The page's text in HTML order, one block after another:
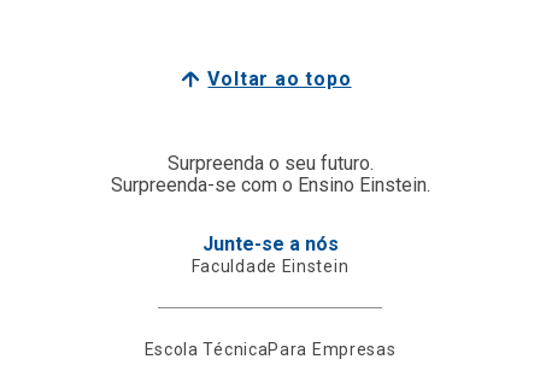
Voltar ao topo
Surpreenda o seu futuro.
Surpreenda-se com o Ensino Einstein.
Junte-se a nós
Faculdade Einstein
Escola TécnicaPara Empresas